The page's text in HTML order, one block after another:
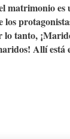
matrimonio es
los
tanto,
Allí